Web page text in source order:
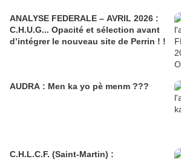
ANALYSE FEDERALE – AVRIL 2026 :
C.H.U.G... Opacité et sélection avant
d’intégrer le nouveau site de Perrin ! !
AUDRA : Men ka yo pè menm ???
C.H.L.C.F. (Saint-Martin) :